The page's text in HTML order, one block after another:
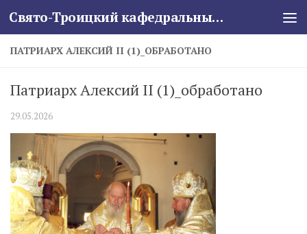
Skip to content Свято-Троицкий кафедральный собор
ПАТРИАРХ АЛЕКСИЙ II (1)_ОБРАБОТАНО
Патриарх Алексий II (1)_обработано
29.05.2026